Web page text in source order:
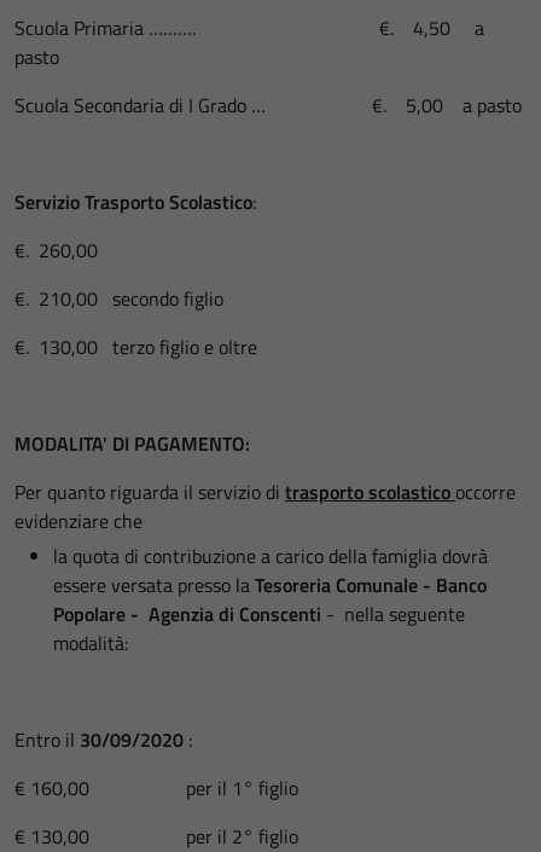
Scuola Primaria ………. €. 4,50 a
pasto
Scuola Secondaria di I Grado … €. 5,00 a pasto
Servizio Trasporto Scolastico:
€. 260,00
€. 210,00 secondo figlio
€. 130,00 terzo figlio e oltre
MODALITA' DI PAGAMENTO:
Per quanto riguarda il servizio di trasporto scolastico occorre
evidenziare che
la quota di contribuzione a carico della famiglia dovrà
essere versata presso laTesoreria Comunale - Banco
Popolare - Agenzia di Conscenti - nella seguente
modalità:
Entro il 30/09/2020 :
€ 160,00 per il 1° figlio
€ 130,00 per il 2° figlio